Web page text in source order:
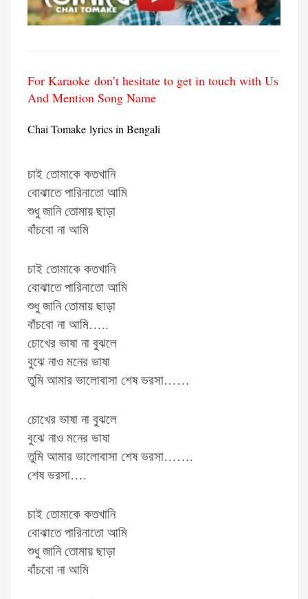
For Karaoke don’t hesitate to get in touch with Us
And Mention Song Name
Chai Tomake lyrics in Bengali
চাই তোমাকে কতখানি
বোঝাতে পারিনাতো আমি
শুধু জানি তোমায় ছাড়া
বাঁচবো না আমি
চাই তোমাকে কতখানি
বোঝাতে পারিনাতো আমি
শুধু জানি তোমায় ছাড়া
বাঁচবো না আমি…..
চোখের ভাষা না বুঝলে
বুঝে নাও মনের ভাষা
তুমি আমার ভালোবাসা শেষ ভরসা……
চোখের ভাষা না বুঝলে
বুঝে নাও মনের ভাষা
তুমি আমার ভালোবাসা শেষ ভরসা…….
শেষ ভরসা….
চাই তোমাকে কতখানি
বোঝাতে পারিনাতো আমি
শুধু জানি তোমায় ছাড়া
বাঁচবো না আমি